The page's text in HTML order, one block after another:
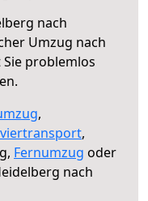
nach
Umzug nach
Sie problemlos
,
,
Fernumzug oder
nach